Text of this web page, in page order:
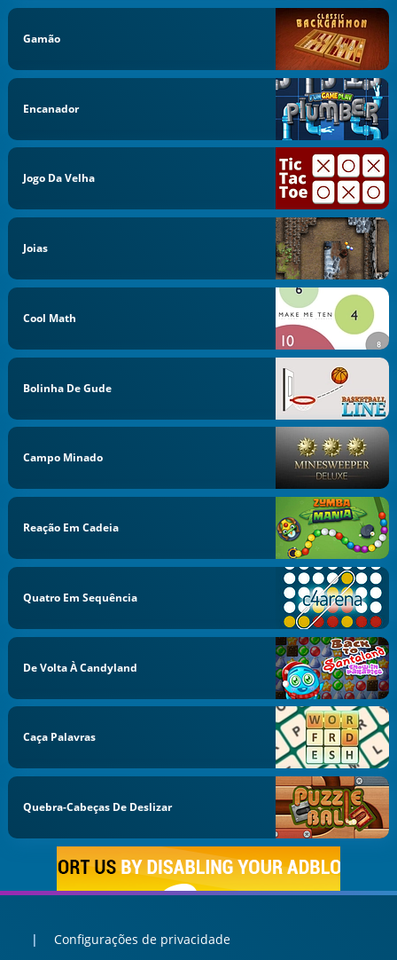
Gamão
Encanador
Jogo Da Velha
Joias
Cool Math
Bolinha De Gude
Campo Minado
Reação Em Cadeia
Quatro Em Sequência
De Volta À Candyland
Caça Palavras
Quebra-Cabeças De Deslizar
Configurações de privacidade